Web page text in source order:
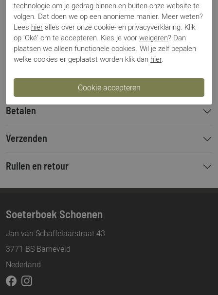
Merk
Pertini
Artikelnummer
32068
Los voetbed
Nee
Categorie
Enkellaars
Kleur
Taupe
Materiaal
Suede
Bestelcode
000003402
Betalen
Verzenden
Ruilen en retour
Soeterboek Schoenen
Jan van Schaffelaarstraat 43
3771 BS Barneveld
Nederland
technologie om je gedrag binnen en buiten onze website te
volgen. Dat doen we op een anonieme manier. Meer weten?
Lees hier alles over onze cookie- en privacyverklaring. Klik
op 'Oké' om te accepteren. Kies je voor weigeren? Dan
plaatsen we alleen functionele cookies. Wil je zelf bepalen
welke cookies er geplaatst worden klik dan hier.